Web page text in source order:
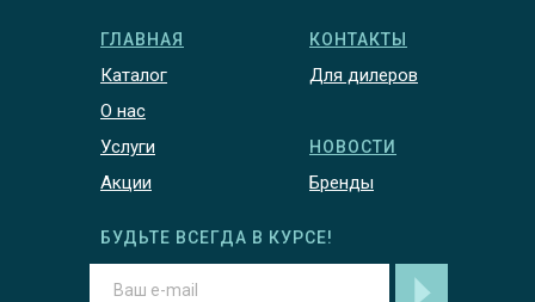
ГЛАВНАЯ
Каталог
О нас
Услуги
Акции
КОНТАКТЫ
Для дилеров
НОВОСТИ
Бренды
БУДЬТЕ ВСЕГДА В КУРСЕ!